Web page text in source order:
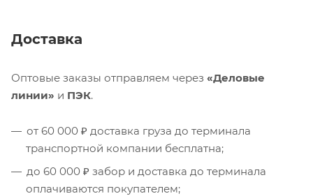
Доставка
Оптовые заказы отправляем через «Деловые
линии» и ПЭК.
от 60 000 ₽ доставка груза до терминала
транспортной компании бесплатна;
до 60 000 ₽ забор и доставка до терминала
оплачиваются покупателем;